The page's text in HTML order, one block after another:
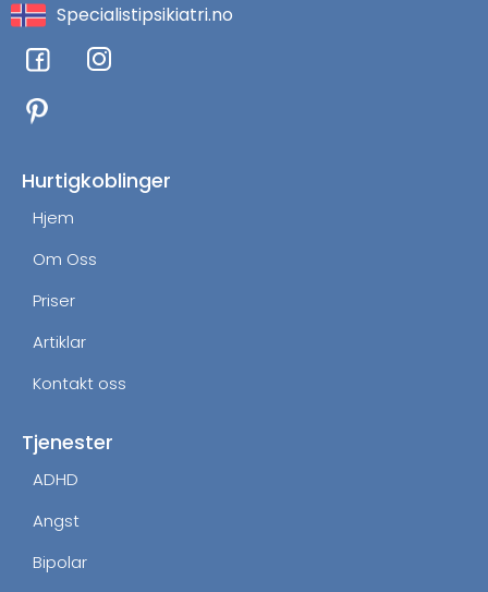
Specialistipsikiatri.no
F
a
c
e
o
k
I
n
g
Hurtigkoblinger
Hjem
Om Oss
Priser
Artiklar
Kontakt oss
Tjenester
ADHD
Angst
Bipolar